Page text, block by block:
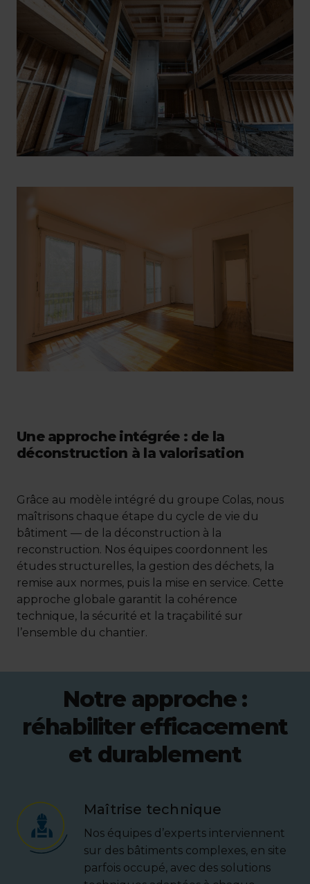
Une approche intégrée : de la
déconstruction à la valorisation
Grâce au modèle intégré du groupe Colas, nous
maîtrisons chaque étape du cycle de vie du
bâtiment — de la déconstruction à la
reconstruction. Nos équipes coordonnent les
études structurelles, la gestion des déchets, la
remise aux normes, puis la mise en service. Cette
approche globale garantit la cohérence
technique, la sécurité et la traçabilité sur
l’ensemble du chantier.
Notre approche :
réhabiliter efficacement
et durablement
Maîtrise technique
Nos équipes d’experts interviennent
sur des bâtiments complexes, en site
parfois occupé, avec des solutions